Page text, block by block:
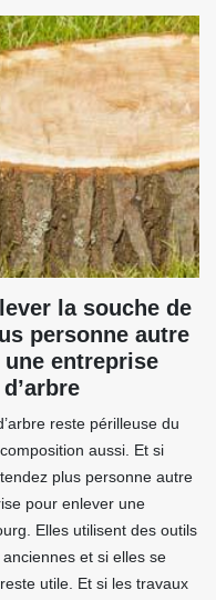
la souche de
personne autre
une entreprise
reste périlleuse du
aussi. Et si
plus personne autre
pour enlever une
Elles utilisent des outils
et si elles se
utile. Et si les travaux